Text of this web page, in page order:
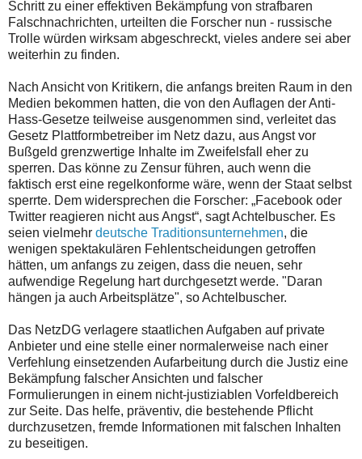
Schritt zu einer effektiven Bekämpfung von strafbaren
Falschnachrichten, urteilten die Forscher nun - russische
Trolle würden wirksam abgeschreckt, vieles andere sei aber
weiterhin zu finden.
Nach Ansicht von Kritikern, die anfangs breiten Raum in den
Medien bekommen hatten, die von den Auflagen der Anti-
Hass-Gesetze teilweise ausgenommen sind, verleitet das
Gesetz Plattformbetreiber im Netz dazu, aus Angst vor
Bußgeld grenzwertige Inhalte im Zweifelsfall eher zu
sperren. Das könne zu Zensur führen, auch wenn die
faktisch erst eine regelkonforme wäre, wenn der Staat selbst
sperrte. Dem widersprechen die Forscher: „Facebook oder
Twitter reagieren nicht aus Angst“, sagt Achtelbuscher. Es
seien vielmehr deutsche Traditionsunternehmen, die
wenigen spektakulären Fehlentscheidungen getroffen
hätten, um anfangs zu zeigen, dass die neuen, sehr
aufwendige Regelung hart durchgesetzt werde. "Daran
hängen ja auch Arbeitsplätze", so Achtelbuscher.
Das NetzDG verlagere staatlichen Aufgaben auf private
Anbieter und eine stelle einer normalerweise nach einer
Verfehlung einsetzenden Aufarbeitung durch die Justiz eine
Bekämpfung falscher Ansichten und falscher
Formulierungen in einem nicht-justiziablen Vorfeldbereich
zur Seite. Das helfe, präventiv, die bestehende Pflicht
durchzusetzen, fremde Informationen mit falschen Inhalten
zu beseitigen.